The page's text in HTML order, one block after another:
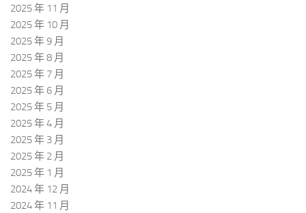
2025 年 11 月
2025 年 10 月
2025 年 9 月
2025 年 8 月
2025 年 7 月
2025 年 6 月
2025 年 5 月
2025 年 4 月
2025 年 3 月
2025 年 2 月
2025 年 1 月
2024 年 12 月
2024 年 11 月